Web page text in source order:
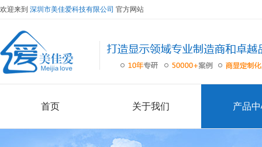
欢迎来到 深圳市美佳爱科技有限公司 官方网站
首页 关于我们 产品